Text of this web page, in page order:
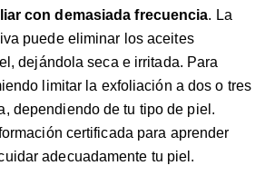
con demasiada frecuencia. La
puede eliminar los aceites
dejándola seca e irritada. Para
limitar la exfoliación a dos o tres
dependiendo de tu tipo de piel.
certificada para aprender
adecuadamente tu piel.